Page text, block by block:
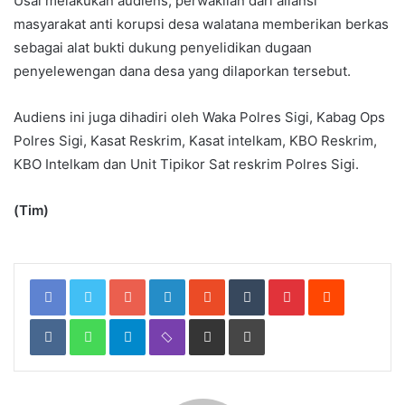
masyarakat anti korupsi desa walatana memberikan berkas
sebagai alat bukti dukung penyelidikan dugaan
penyelewengan dana desa yang dilaporkan tersebut.
Audiens ini juga dihadiri oleh Waka Polres Sigi, Kabag Ops
Polres Sigi, Kasat Reskrim, Kasat intelkam, KBO Reskrim,
KBO Intelkam dan Unit Tipikor Sat reskrim Polres Sigi.
(Tim)
Google+LinkedInStumbleUpon
TumblrPinterestReddit
VKontakteWhatsAppTelegramViber Share
Email
Print